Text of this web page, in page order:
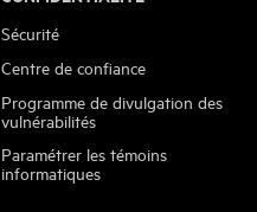
Sécurité
Centre de confiance
Programme de divulgation des
vulnérabilités
Paramétrer les témoins
informatiques